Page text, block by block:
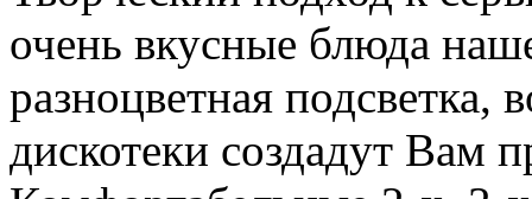
очень вкусные блюда
разноцветная подсветка,
дискотеки создадут Вам